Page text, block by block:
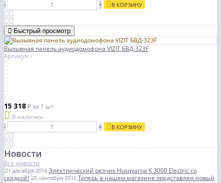
-
+ В КОРЗИНУ
Быстрый просмотр
Вызывная панель аудиодомофона VIZIT БВД-323F
Артикул: -
15 318 ₽за 1 шт
В наличии
-
+ В КОРЗИНУ
Новости
Все новости
21 декабря 2016 Электрический резчик Husqvarna K 3000 Electric со
скидкой! 25 сентября 2016 Теперь в нашем магазине представлен новый